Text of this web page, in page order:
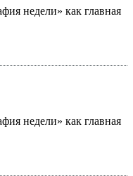
недели» как главная
недели» как главная